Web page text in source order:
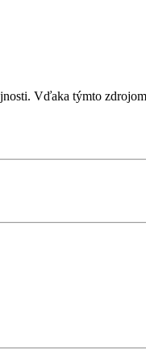
Vďaka týmto